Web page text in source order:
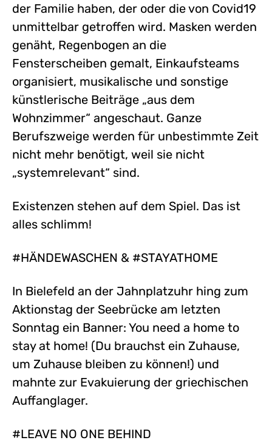
der Familie haben, der oder die von Covid19
unmittelbar getroffen wird. Masken werden
genäht, Regenbogen an die
Fensterscheiben gemalt, Einkaufsteams
organisiert, musikalische und sonstige
künstlerische Beiträge „aus dem
Wohnzimmer“ angeschaut. Ganze
Berufszweige werden für unbestimmte Zeit
nicht mehr benötigt, weil sie nicht
„systemrelevant“ sind.
Existenzen stehen auf dem Spiel. Das ist
alles schlimm!
#HÄNDEWASCHEN & #STAYATHOME
In Bielefeld an der Jahnplatzuhr hing zum
Aktionstag der Seebrücke am letzten
Sonntag ein Banner: You need a home to
stay at home! (Du brauchst ein Zuhause,
um Zuhause bleiben zu können!) und
mahnte zur Evakuierung der griechischen
Auffanglager.
#LEAVE NO ONE BEHIND